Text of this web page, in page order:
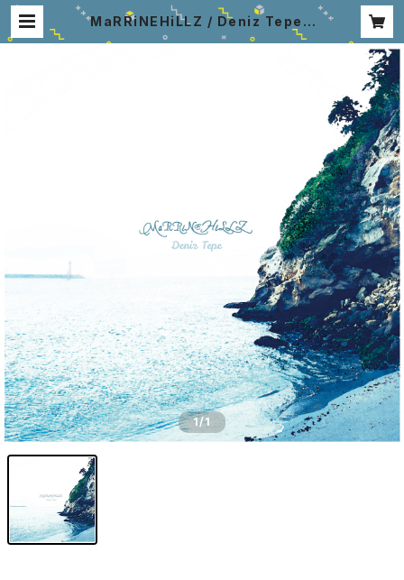
MaRRiNEHiLLZ / Deniz Tepe |
ALLaNHiLLZ Web Shop
1/1